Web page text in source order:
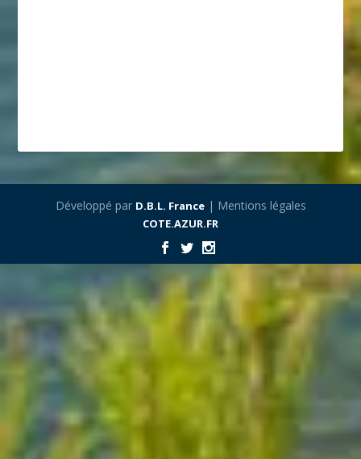
Développé par D.B.L. France| Mentions légales
COTE.AZUR.FR